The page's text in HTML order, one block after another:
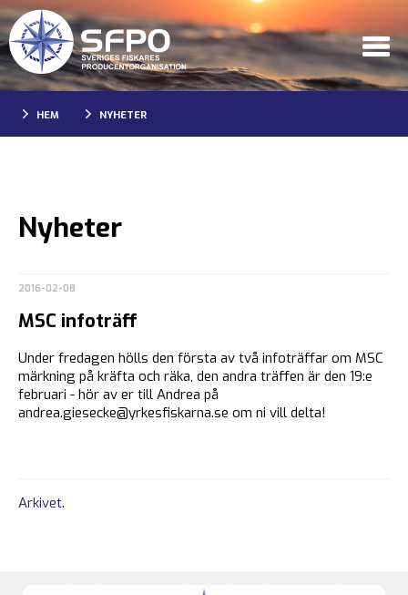
HEM NYHETER
Nyheter
2016-02-08
MSC infoträff
Under fredagen hölls den första av två infoträffar om MSC
märkning på kräfta och räka, den andra träffen är den 19:e
februari - hör av er till Andrea på
andrea.giesecke@yrkesfiskarna.se om ni vill delta!
Arkivet.